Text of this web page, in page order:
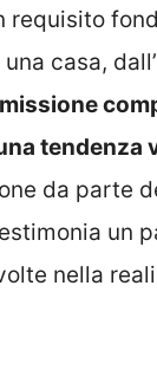
casa,
tendenza
da parte
un
nella